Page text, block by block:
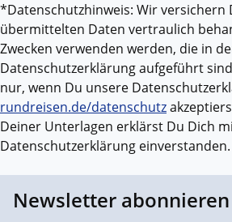
*Datenschutzhinweis: Wir versichern
übermittelten Daten vertraulich
Zwecken verwenden werden, die in
Datenschutzerklärung aufgeführt
nur, wenn Du unsere
rundreisen.de/datenschutz
Deiner Unterlagen erklärst Du Dich
Datenschutzerklärung einverstanden.
Newsletter abonnieren